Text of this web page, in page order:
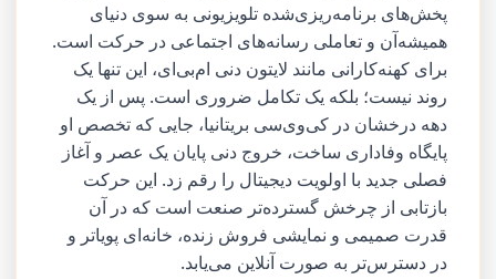
پخش‌های برنامه‌ریزی‌شده تلویزیونی به سوی دنیای
همیشه‌آن و تعاملی رسانه‌های اجتماعی در حرکت است.
برای کهنه‌کارانی مانند لایتون دنی ام‌بی‌ای، این تنها یک
روند نیست؛ بلکه یک تکامل ضروری است. پس از یک
دهه درخشان در کی‌وی‌سی بریتانیا، جایی که تخصص او
پایگاه وفاداری ساخت، خروج دنی پایان یک عصر و آغاز
فصلی جدید با اولویت دیجیتال را رقم زد. این حرکت
بازتابی از چرخش گسترده‌تر صنعت است که در آن
قدرت صمیمی و نمایشی فروش زنده، خانه‌ای پویاتر و
در دسترس‌تر به صورت آنلاین می‌یابد.